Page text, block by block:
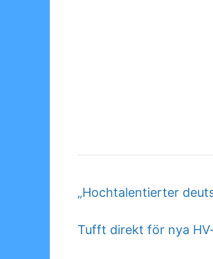
„Hochtalentierter
Tufft direkt för nya